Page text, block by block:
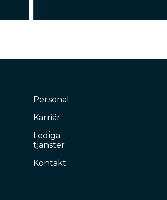
Personal
Karriär
Lediga
tjänster
Kontakt